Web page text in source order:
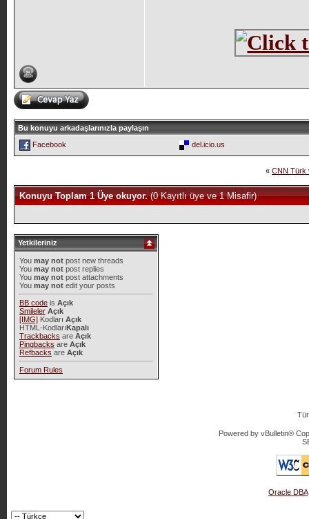
Bu konuyu arkadaşlarınızla paylaşın
Facebook
del.icio.us
« CNN Türk
Konuyu Toplam 1 Üye okuyor.(0 Kayıtlı üye ve 1 Misafir)
Yetkileriniz
You may notpost new threads
You may notpost replies
You may notpost attachments
You may notedit your posts
BB codeis Açık
Smileler Açık
[IMG]Kodları Açık
HTML-KodlarıKapalı
Trackbacks are Açık
Pingbacks are Açık
Refbacks are Açık
Forum Rules
Powered by vBulletin®
Oracle DBA